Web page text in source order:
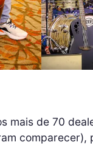
mais de 70
comparecer),